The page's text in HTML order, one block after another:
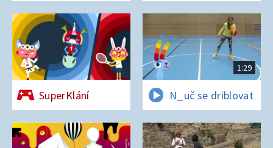
SuperKlání
1:29
N_uč se driblovat